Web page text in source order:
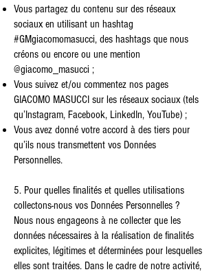
Vous partagez du contenu sur des réseaux
sociaux en utilisant un hashtag
#GMgiacomomasucci, des hashtags que nous
créons ou encore ou une mention
@giacomo_masucci ;
Vous suivez et/ou commentez nos pages
GIACOMO MASUCCI sur les réseaux sociaux (tels
qu’Instagram, Facebook, LinkedIn, YouTube) ;
Vous avez donné votre accord à des tiers pour
qu’ils nous transmettent vos Données
Personnelles.
5. Pour quelles finalités et quelles utilisations
collectons-nous vos Données Personnelles ?
Nous nous engageons à ne collecter que les
données nécessaires à la réalisation de finalités
explicites, légitimes et déterminées pour lesquelles
elles sont traitées. Dans le cadre de notre activité,